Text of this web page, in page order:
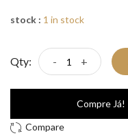
stock : 1 in stock
Qty: - +
Compre Já!